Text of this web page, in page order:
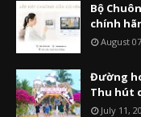
Bộ
chính
August
Đường
Thu hút
July 11,